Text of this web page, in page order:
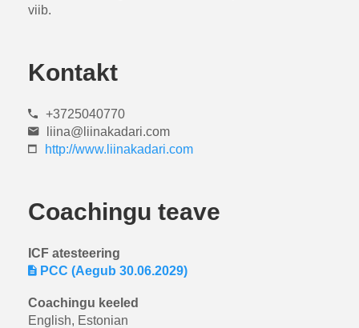
viib.
Kontakt
+3725040770
liina@liinakadari.com
http://www.liinakadari.com
Coachingu teave
ICF atesteering
PCC (Aegub 30.06.2029)
Coachingu keeled
English, Estonian